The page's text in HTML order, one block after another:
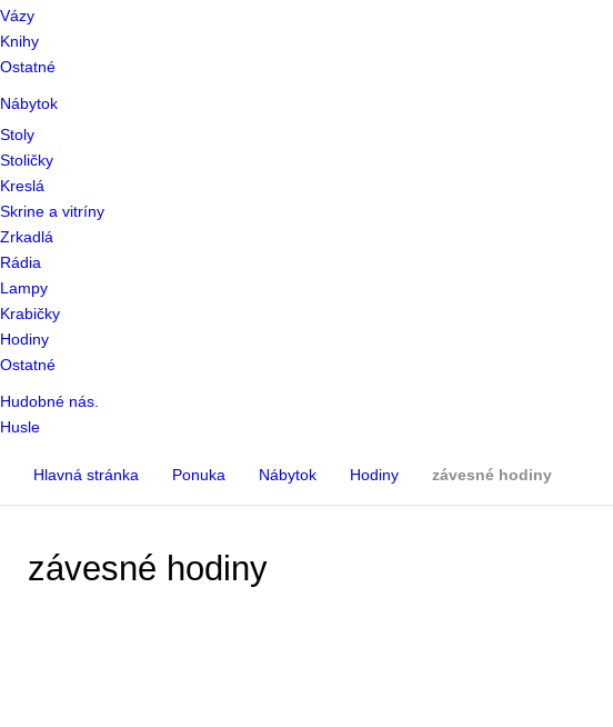
Vázy
Knihy
Ostatné
Nábytok
Stoly
Stoličky
Kreslá
Skrine a vitríny
Zrkadlá
Rádia
Lampy
Krabičky
Hodiny
Ostatné
Hudobné nás.
Husle
Hlavná stránka Ponuka Nábytok Hodiny závesné hodiny
závesné hodiny